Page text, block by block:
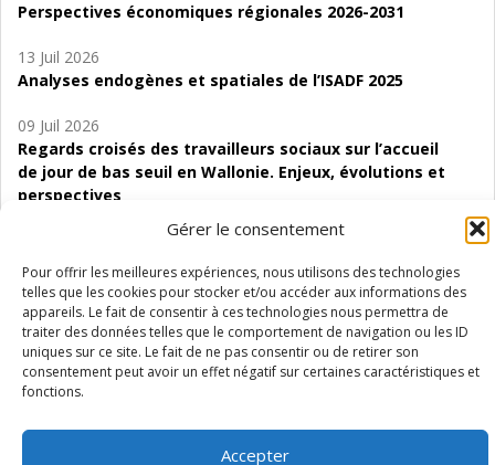
Gérer le consentement
Pour offrir les meilleures expériences, nous utilisons des technologies
telles que les cookies pour stocker et/ou accéder aux informations des
appareils. Le fait de consentir à ces technologies nous permettra de
traiter des données telles que le comportement de navigation ou les ID
uniques sur ce site. Le fait de ne pas consentir ou de retirer son
consentement peut avoir un effet négatif sur certaines caractéristiques et
fonctions.
Accepter
Perspectives économiques régionales 2026-2031
13 Juil 2026
Analyses endogènes et spatiales de l’ISADF 2025
09 Juil 2026
Regards croisés des travailleurs sociaux sur l’accueil
de jour de bas seuil en Wallonie. Enjeux, évolutions et
perspectives
Étude d’évaluabilité des Structures
d’accompagnement à l’autocréation d’emploi (SAACE)
01 Juil 2026
Pénurie du personnel infirmier :quels indicateurs
d’offre de soins pour comprendre la situation en
Wallonie ?